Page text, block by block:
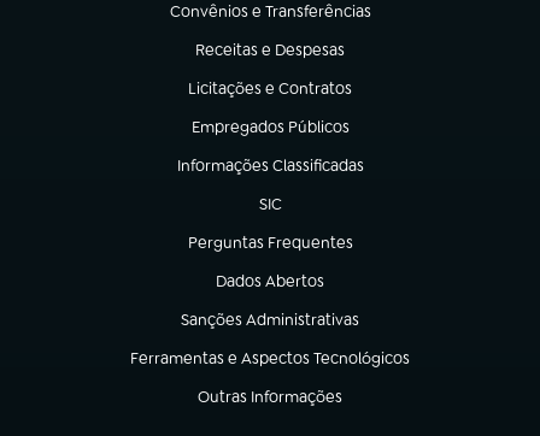
Convênios e Transferências
(abre em nova aba)
Receitas e Despesas
(abre em nova aba)
Licitações e Contratos
(abre em nova aba)
Empregados Públicos
(abre em nova aba)
Informações Classificadas
(abre em nova aba)
SIC
(abre em nova aba)
Perguntas Frequentes
(abre em nova aba)
Dados Abertos
(abre em nova aba)
Sanções Administrativas
(abre em nova aba)
Ferramentas e Aspectos Tecnológicos
(abre em nova aba)
Outras Informações
(abre em nova aba)